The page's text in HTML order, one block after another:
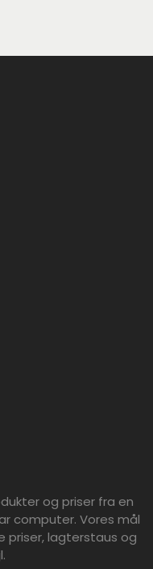
og priser fra en
computer. Vores mål
priser, lagterstaus og